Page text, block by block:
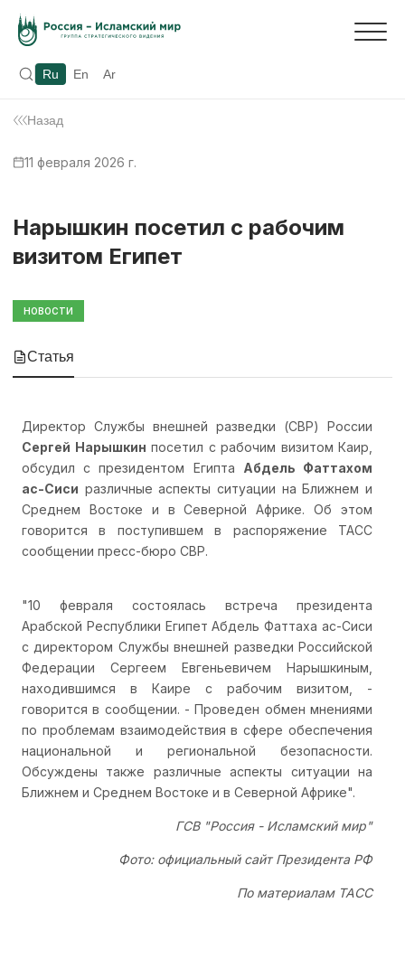
Ru En Ar
Назад
11 февраля 2026 г.
Нарышкин посетил с рабочим
визитом Египет
НОВОСТИ
Статья
Директор Службы внешней разведки (СВР) России
Сергей Нарышкин посетил с рабочим визитом Каир,
обсудил с президентом Египта Абдель Фаттахом
ас-Сиси различные аспекты ситуации на Ближнем и
Среднем Востоке и в Северной Африке. Об этом
говорится в поступившем в распоряжение ТАСС
сообщении пресс-бюро СВР.
"10 февраля состоялась встреча президента
Арабской Республики Египет Абдель Фаттаха ас-Сиси
с директором Службы внешней разведки Российской
Федерации Сергеем Евгеньевичем Нарышкиным,
находившимся в Каире с рабочим визитом, -
говорится в сообщении. - Проведен обмен мнениями
по проблемам взаимодействия в сфере обеспечения
национальной и региональной безопасности.
Обсуждены также различные аспекты ситуации на
Ближнем и Среднем Востоке и в Северной Африке".
ГСВ "Россия - Исламский мир"
Фото: официальный сайт Президента РФ
По материалам ТАСС